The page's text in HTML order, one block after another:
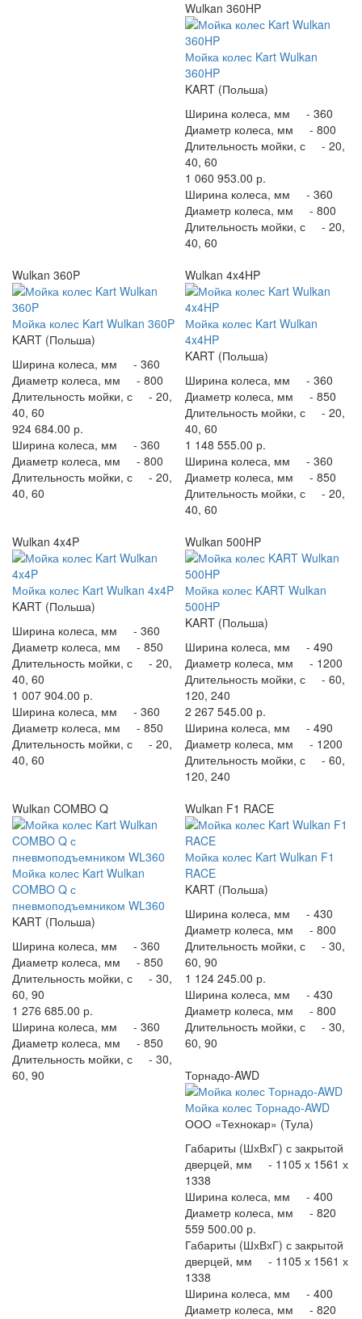
Wulkan 360HP
Мойка колес Kart Wulkan
360HP
KART (Польша)
Ширина колеса, мм - 360
Диаметр колеса, мм - 800
Длительность мойки, с - 20,
40, 60
1 060 953.00 р.
Ширина колеса, мм - 360
Диаметр колеса, мм - 800
Длительность мойки, с - 20,
40, 60
Wulkan 360P
Мойка колес Kart Wulkan 360P
KART (Польша)
Ширина колеса, мм - 360
Диаметр колеса, мм - 800
Длительность мойки, с - 20,
40, 60
924 684.00 р.
Ширина колеса, мм - 360
Диаметр колеса, мм - 800
Длительность мойки, с - 20,
40, 60
Wulkan 4x4HP
Мойка колес Kart Wulkan
4x4HP
KART (Польша)
Ширина колеса, мм - 360
Диаметр колеса, мм - 850
Длительность мойки, с - 20,
40, 60
1 148 555.00 р.
Ширина колеса, мм - 360
Диаметр колеса, мм - 850
Длительность мойки, с - 20,
40, 60
Wulkan 4x4P
Мойка колес Kart Wulkan 4x4P
KART (Польша)
Ширина колеса, мм - 360
Диаметр колеса, мм - 850
Длительность мойки, с - 20,
40, 60
1 007 904.00 р.
Ширина колеса, мм - 360
Диаметр колеса, мм - 850
Длительность мойки, с - 20,
40, 60
Wulkan 500HP
Мойка колес KART Wulkan
500HP
KART (Польша)
Ширина колеса, мм - 490
Диаметр колеса, мм - 1200
Длительность мойки, с - 60,
120, 240
2 267 545.00 р.
Ширина колеса, мм - 490
Диаметр колеса, мм - 1200
Длительность мойки, с - 60,
120, 240
Wulkan COMBO Q
Мойка колес Kart Wulkan
COMBO Q с
пневмоподъемником WL360
KART (Польша)
Ширина колеса, мм - 360
Диаметр колеса, мм - 850
Длительность мойки, с - 30,
60, 90
1 276 685.00 р.
Ширина колеса, мм - 360
Диаметр колеса, мм - 850
Длительность мойки, с - 30,
60, 90
Wulkan F1 RACE
Мойка колес Kart Wulkan F1
RACE
KART (Польша)
Ширина колеса, мм - 430
Диаметр колеса, мм - 800
Длительность мойки, с - 30,
60, 90
1 124 245.00 р.
Ширина колеса, мм - 430
Диаметр колеса, мм - 800
Длительность мойки, с - 30,
60, 90
Торнадо-AWD
Мойка колес Торнадо-AWD
ООО «Технокар» (Тула)
Габариты (ШхВхГ) с закрытой
дверцей, мм - 1105 х 1561 х
1338
Ширина колеса, мм - 400
Диаметр колеса, мм - 820
559 500.00 р.
Габариты (ШхВхГ) с закрытой
дверцей, мм - 1105 х 1561 х
1338
Ширина колеса, мм - 400
Диаметр колеса, мм - 820